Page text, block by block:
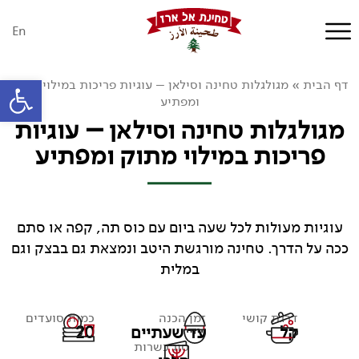
פתח
En
דף הבית » מגולגלות טחינה וסילאן – עוגיות פריכות במילוי מתוק
ומפתיע
מגולגלות טחינה וסילאן – עוגיות
פריכות במילוי מתוק ומפתיע
עוגיות מעולות לכל שעה ביום עם כוס תה, קפה או סתם
ככה על הדרך. טחינה מורגשת היטב ונמצאת גם בבצק וגם
במלית
דרגת קושי
קל
זמן הכנה
עד שעתיים
כמות סועדים
20
סוג כשרות